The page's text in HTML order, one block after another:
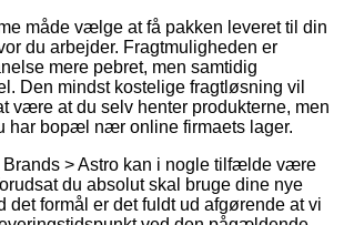
måde vælge at få pakken leveret til din
du arbejder. Fragtmuligheden er
mere pebret, men samtidig
Den mindst kostelige fragtløsning vil
være at du selv henter produkterne, men
har bopæl nær online firmaets lager.
Brands > Astro kan i nogle tilfælde være
du absolut skal bruge dine nye
det formål er det fuldt ud afgørende at vi